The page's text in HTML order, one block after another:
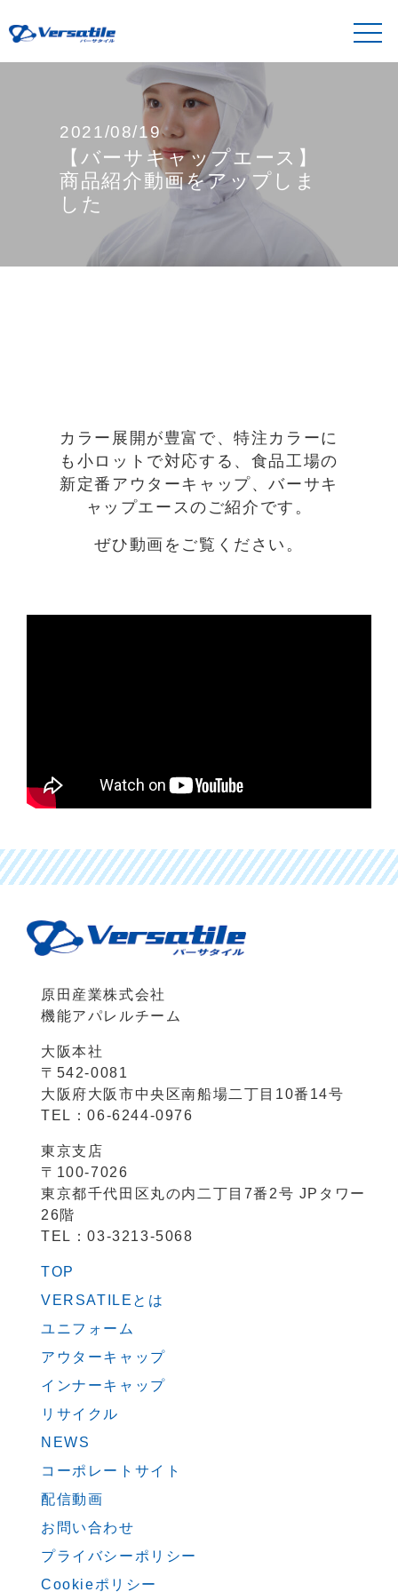
2021/08/19
【バーサキャップエース】
商品紹介動画をアップしま
した
カラー展開が豊富で、特注カラーに
も小ロットで対応する、食品工場の
新定番アウターキャップ、バーサキ
ャップエースのご紹介です。
ぜひ動画をご覧ください。
原田産業株式会社
機能アパレルチーム
大阪本社
〒542-0081
大阪府大阪市中央区南船場二丁目10番14号
TEL：06-6244-0976
東京支店
〒100-7026
東京都千代田区丸の内二丁目7番2号 JPタワー
26階
TEL：03-3213-5068
TOP
VERSATILEとは
ユニフォーム
アウターキャップ
インナーキャップ
リサイクル
NEWS
コーポレートサイト
配信動画
お問い合わせ
プライバシーポリシー
Cookieポリシー